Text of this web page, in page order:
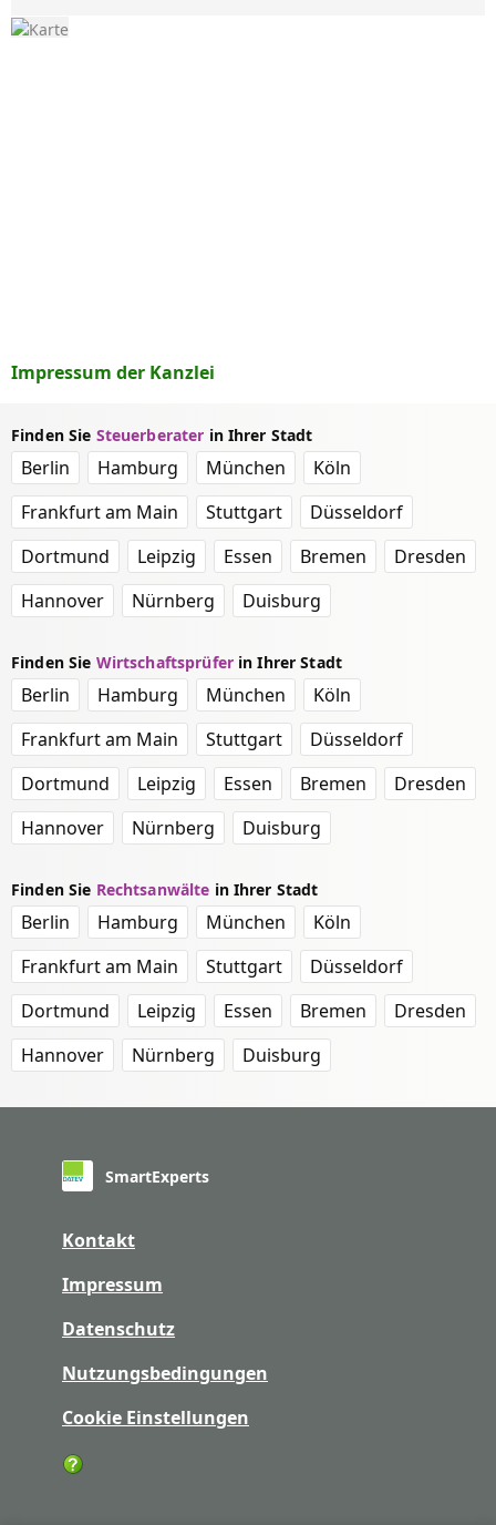
Impressum der Kanzlei
Finden Sie Steuerberater in Ihrer Stadt
Berlin Hamburg München
Köln
Frankfurt am Main
Stuttgart
Düsseldorf
Dortmund
Leipzig Essen Bremen
Dresden
Hannover
Nürnberg Duisburg
Finden Sie Wirtschaftsprüferin Ihrer Stadt
Berlin Hamburg München
Köln
Frankfurt am Main
Stuttgart
Düsseldorf
Dortmund
Leipzig Essen Bremen
Dresden
Hannover
Nürnberg Duisburg
Finden Sie Rechtsanwälte in Ihrer Stadt
Berlin Hamburg München
Köln
Frankfurt am Main
Stuttgart
Düsseldorf
Dortmund
Leipzig Essen Bremen
Dresden
Hannover
Nürnberg Duisburg
SmartExperts
Kontakt
Impressum
Datenschutz
Nutzungsbedingungen
Cookie Einstellungen